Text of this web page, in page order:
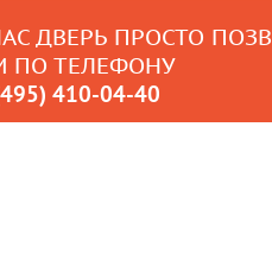
ДВЕРЬ ПРОСТО
ПО ТЕЛЕФОНУ
410-04-40